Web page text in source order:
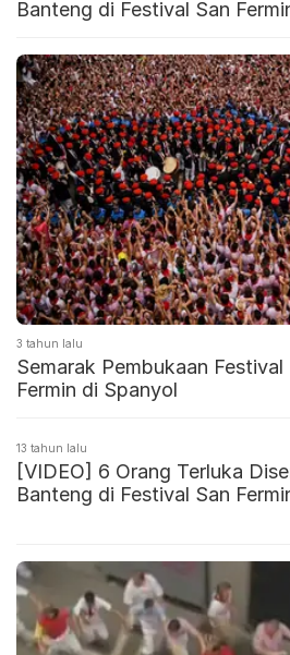
Banteng di Festival San
3 tahun lalu
Semarak Pembukaan
Fermin di Spanyol
13 tahun lalu
[VIDEO] 6 Orang Terluka
Banteng di Festival San